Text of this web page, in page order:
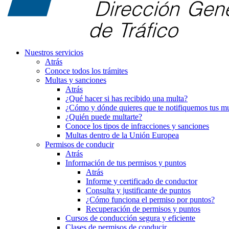
Nuestros servicios
Atrás
Conoce todos los trámites
Multas y sanciones
Atrás
¿Qué hacer si has recibido una multa?
¿Cómo y dónde quieres que te notifiquemos tus
¿Quién puede multarte?
Conoce los tipos de infracciones y sanciones
Multas dentro de la Unión Europea
Permisos de conducir
Atrás
Información de tus permisos y puntos
Atrás
Informe y certificado de conductor
Consulta y justificante de puntos
¿Cómo funciona el permiso por puntos?
Recuperación de permisos y puntos
Cursos de conducción segura y eficiente